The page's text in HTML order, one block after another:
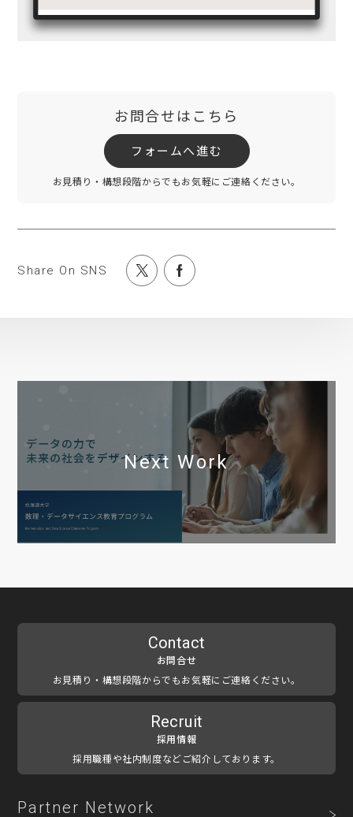
お問合せはこちら
フォームへ進む
お見積り・構想段階からでもお気軽にご連絡ください。
Share On SNS
Next Work
Contact
お問合せ
お見積り・構想段階からでもお気軽にご連絡ください。
Recruit
採用情報
採用職種や社内制度などご紹介しております。
Partner Network